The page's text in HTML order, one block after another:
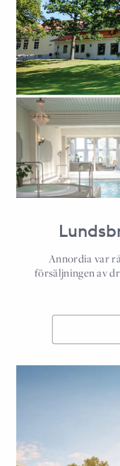
Annordia var
försäljningen av